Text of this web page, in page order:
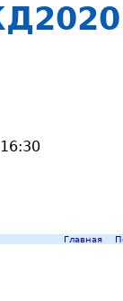
16:30
Главная